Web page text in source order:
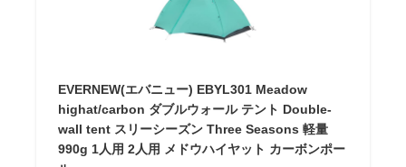
EVERNEW(エバニュー) EBYL301 Meadow
highat/carbon ダブルウォール テント Double-
wall tent スリーシーズン Three Seasons 軽量
990g 1人用 2人用 メドウハイヤット カーボンポー